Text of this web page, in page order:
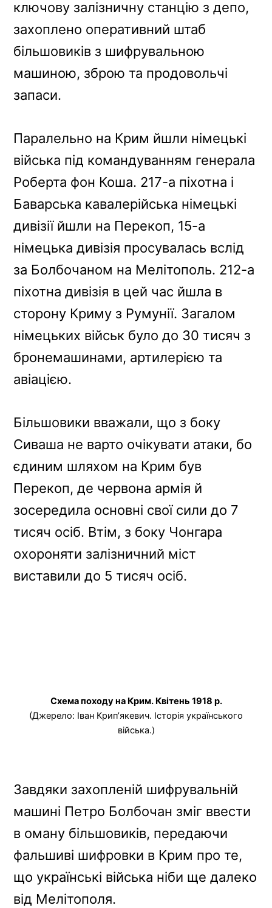
ключову залізничну станцію з депо,
захоплено оперативний штаб
більшовиків з шифрувальною
машиною, зброю та продовольчі
запаси.
Паралельно на Крим йшли німецькі
війська під командуванням генерала
Роберта фон Коша. 217-а піхотна і
Баварська кавалерійська німецькі
дивізії йшли на Перекоп, 15-а
німецька дивізія просувалась вслід
за Болбочаном на Мелітополь. 212-а
піхотна дивізія в цей час йшла в
сторону Криму з Румунії. Загалом
німецьких військ було до 30 тисяч з
бронемашинами, артилерією та
авіацією.
Більшовики вважали, що з боку
Сиваша не варто очікувати атаки, бо
єдиним шляхом на Крим був
Перекоп, де червона армія й
зосередила основні свої сили до 7
тисяч осіб. Втім, з боку Чонгара
охороняти залізничний міст
виставили до 5 тисяч осіб.
Схема походу на Крим. Квітень 1918 р.
(Джерело: Іван Крип’якевич. Історія українського
війська.)
Завдяки захопленій шифрувальній
машині Петро Болбочан зміг ввести
в оману більшовиків, передаючи
фальшиві шифровки в Крим про те,
що українські війська ніби ще далеко
від Мелітополя.